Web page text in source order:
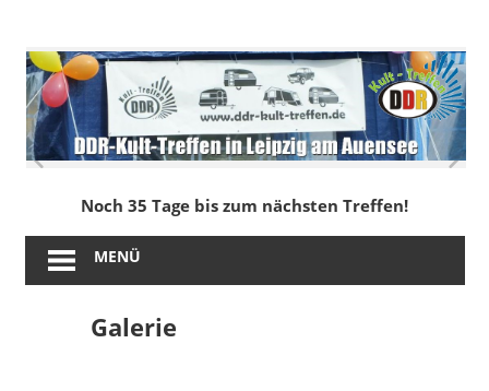
springen
DDR-
Kult-
Treffen
in
Leipzig
am
Noch 35 Tage bis zum nächsten Treffen!
MENÜ
Galerie